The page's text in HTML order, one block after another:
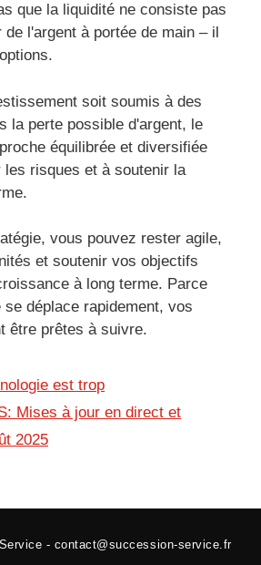
que la liquidité ne consiste pas
l'argent à portée de main – il
soit soumis à des
la perte possible d'argent, le
équilibrée et diversifiée
les risques et à soutenir la
vous pouvez rester agile,
et soutenir vos objectifs
à long terme. Parce
déplace rapidement, vos
être prêtes à suivre.
est trop
Mises à jour en direct et
2025
- contact@succession-service.fr